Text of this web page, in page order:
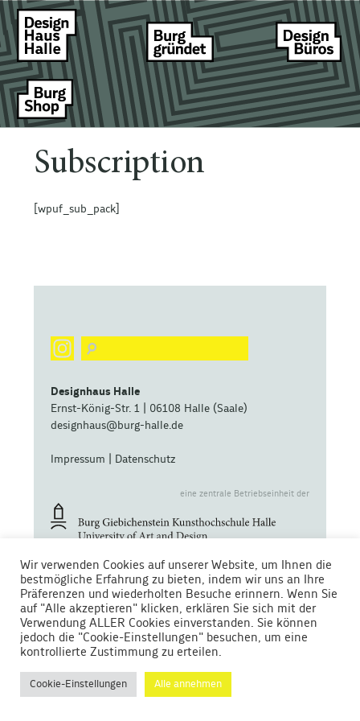
Subscription
[wpuf_sub_pack]
Designhaus Halle
Ernst-König-Str. 1 | 06108 Halle (Saale)
designhaus@burg-halle.de
Impressum Datenschutz
eine zentrale Betriebseinheit der
Gefördert von
Wir verwenden Cookies auf unserer Website, um Ihnen die
bestmögliche Erfahrung zu bieten, indem wir uns an Ihre
Präferenzen und wiederholten Besuche erinnern. Wenn Sie
auf "Alle akzeptieren" klicken, erklären Sie sich mit der
Verwendung ALLER Cookies einverstanden. Sie können
jedoch die "Cookie-Einstellungen" besuchen, um eine
kontrollierte Zustimmung zu erteilen.
Cookie-Einstellungen Alle annehmen